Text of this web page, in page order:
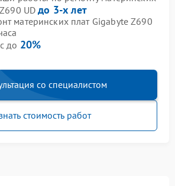
UDдо 3-х лет
материнских плат Gigabyte Z690
до 20%
со специалистом
стоимость работ